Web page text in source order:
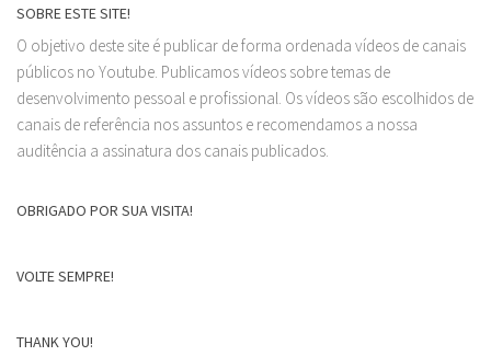
SOBRE ESTE SITE!
O objetivo deste site é publicar de forma ordenada vídeos de canais
públicos no Youtube. Publicamos vídeos sobre temas de
desenvolvimento pessoal e profissional. Os vídeos são escolhidos de
canais de referência nos assuntos e recomendamos a nossa
auditência a assinatura dos canais publicados.
OBRIGADO POR SUA VISITA!
VOLTE SEMPRE!
THANK YOU!